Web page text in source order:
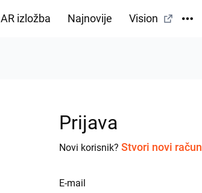
AR izložba Najnovije Vision
Prijava
Novi korisnik? Stvori novi račun
E-mail